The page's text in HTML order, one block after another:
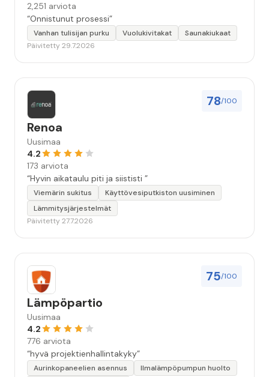
2,251 arviota
“Onnistunut prosessi”
Vanhan tulisijan purku Vuolukivitakat
Saunakiukaat
Päivitetty 29.7.2026
78/100
Renoa
Uusimaa
4.2
173 arviota
“Hyvin aikataulu piti ja siististi ”
Viemärin sukitus
Käyttövesiputkiston uusiminen
Lämmitysjärjestelmät
Päivitetty 27.7.2026
75/100
Lämpöpartio
Uusimaa
4.2
776 arviota
“hyvä projektienhallintakyky”
Aurinkopaneelien asennus
Ilmalämpöpumpun huolto